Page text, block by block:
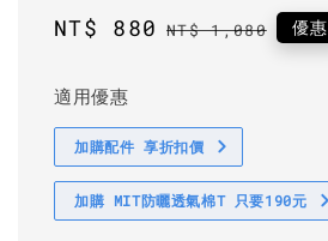
Sale
NT$ 880 Regular
NT$ 1,080 優惠
適用優惠
加購配件 享折扣價
加購 MIT防曬透氣棉T 只要190元